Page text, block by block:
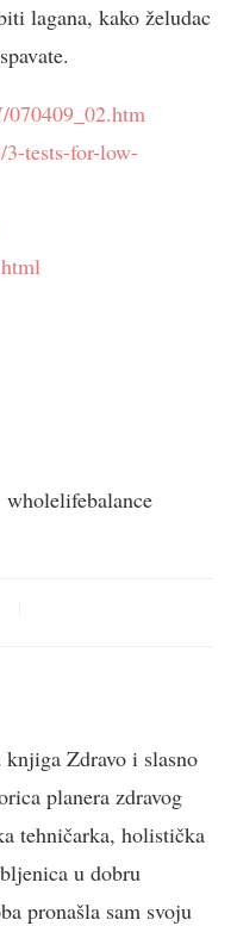
lagana, kako želudac
070409_02.htm
3-tests-for-low-
html
Zdravo i slasno
planera zdravog
tehničarka, holistička
u dobru
pronašla sam svoju